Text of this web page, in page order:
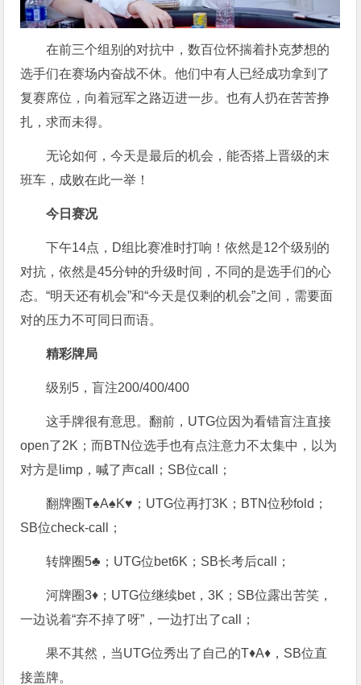
在前三个组别的对抗中，数百位怀揣着扑克梦想的
选手们在赛场内奋战不休。他们中有人已经成功拿到了
复赛席位，向着冠军之路迈进一步。也有人扔在苦苦挣
扎，求而未得。
无论如何，今天是最后的机会，能否搭上晋级的末
班车，成败在此一举！
今日赛况
下午14点，D组比赛准时打响！依然是12个级别的
对抗，依然是45分钟的升级时间，不同的是选手们的心
态。“明天还有机会”和“今天是仅剩的机会”之间，需要面
对的压力不可同日而语。
精彩牌局
级别5，盲注200/400/400
这手牌很有意思。翻前，UTG位因为看错盲注直接
open了2K；而BTN位选手也有点注意力不太集中，以为
对方是limp，喊了声call；SB位call；
翻牌圈T♠A♠K♥；UTG位再打3K；BTN位秒fold；
SB位check-call；
转牌圈5♣；UTG位bet6K；SB长考后call；
河牌圈3♦；UTG位继续bet，3K；SB位露出苦笑，
一边说着“弃不掉了呀”，一边打出了call；
果不其然，当UTG位秀出了自己的T♦A♦，SB位直
接盖牌。